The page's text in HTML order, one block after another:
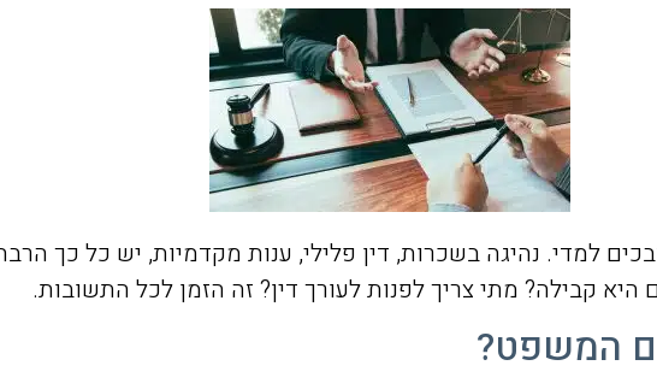
למדי. נהיגה בשכרות, דין פלילי, ענות מקדמיות, יש כל כך
קבילה? מתי צריך לפנות לעורך דין? זה הזמן לכל התשובות.
המשפט?